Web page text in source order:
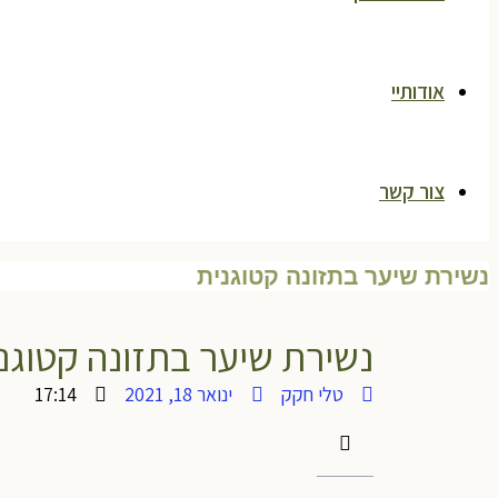
אודותיי
צור קשר
נשירת שיער בתזונה קטוגנית
נשירת שיער בתזונה
טלי חקק ינואר 18, 2021 17:14